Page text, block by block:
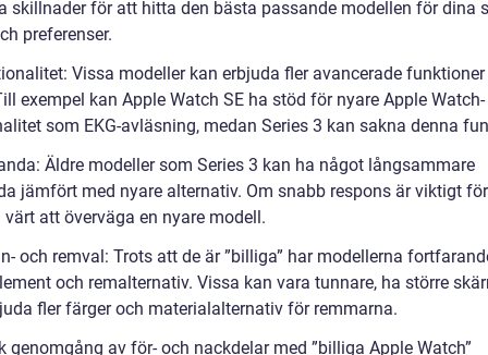
skillnader för att hitta den bästa passande modellen för dina
preferenser.
Vissa modeller kan erbjuda fler avancerade
exempel kan Apple Watch SE ha stöd för nyare Apple Watch-
som EKG-avläsning, medan Series 3 kan sakna denna
Äldre modeller som Series 3 kan ha något långsammare
jämfört med nyare alternativ. Om snabb respons är viktigt
värt att överväga en nyare modell.
och remval: Trots att de är ”billiga” har modellerna
och remalternativ. Vissa kan vara tunnare, ha större
fler färger och materialalternativ för remmarna.
genomgång av för- och nackdelar med ”billiga Apple Watch”